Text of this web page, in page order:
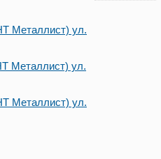
Металлист) ул.
Металлист) ул.
Металлист) ул.